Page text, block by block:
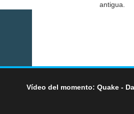
antigua.
Vídeo del momento: Quake -